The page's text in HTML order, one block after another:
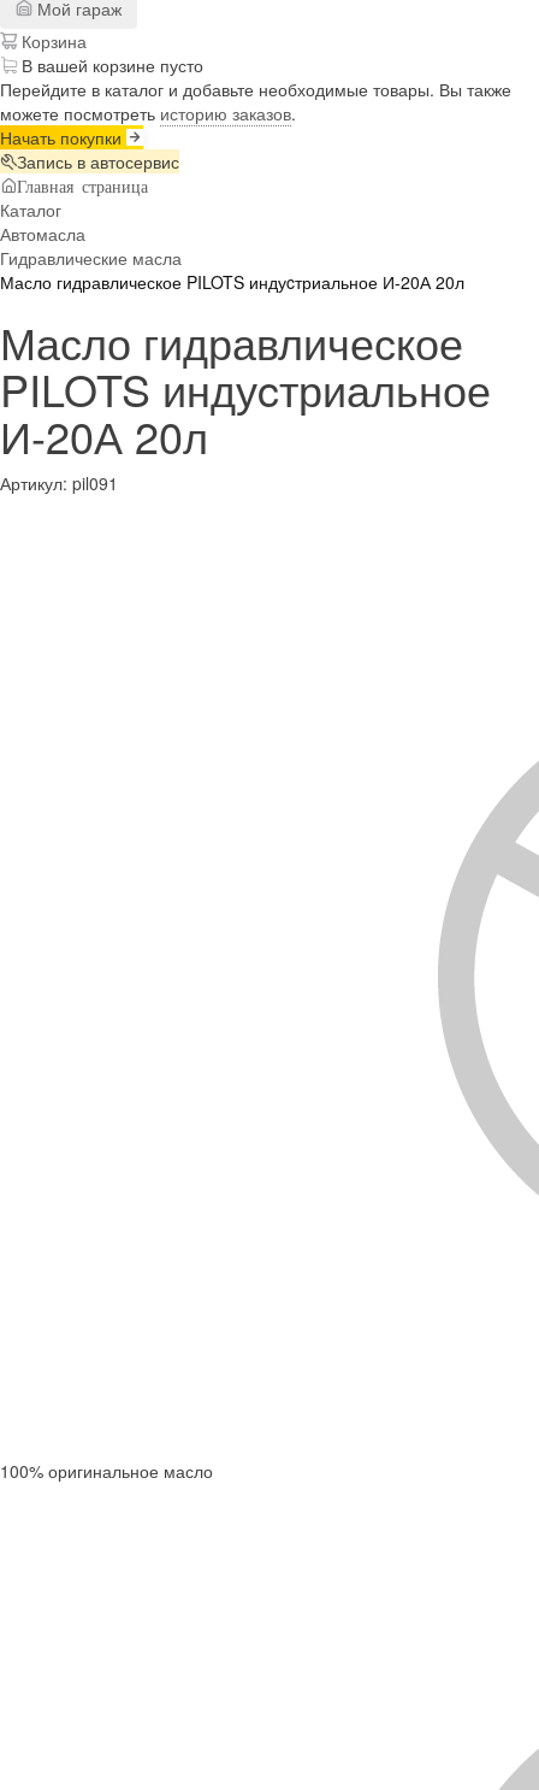
Мой гараж
Корзина
В вашей корзине пусто
Перейдите в каталог и добавьте необходимые товары. Вы также
можете посмотреть историю заказов.
Начать покупки
Запись в автосервис
Главная страница
Каталог
Автомасла
Гидравлические масла
Масло гидравлическое PILOTS индуcтриальное И-20А 20л
Масло гидравлическое
PILOTS индуcтриальное
И-20А 20л
Артикул: pil091
100% оригинальное масло